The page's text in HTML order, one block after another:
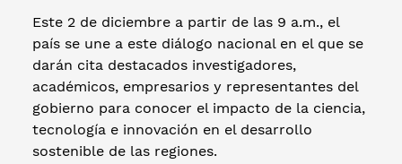
Este 2 de diciembre a partir de las 9 a.m., el
país se une a este diálogo nacional en el que se
darán cita destacados investigadores,
académicos, empresarios y representantes del
gobierno para conocer el impacto de la ciencia,
tecnología e innovación en el desarrollo
sostenible de las regiones.